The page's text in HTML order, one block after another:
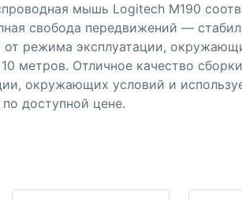
мышь Logitech M190
свобода передвижений —
режима эксплуатации,
метров. Отличное качество
окружающих условий и
доступной цене.